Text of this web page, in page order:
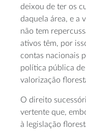
deixou de ter os
daquela área, e a
não tem
ativos têm, por
contas nacionais
política pública
valorização
O direito
vertente que,
à legislação